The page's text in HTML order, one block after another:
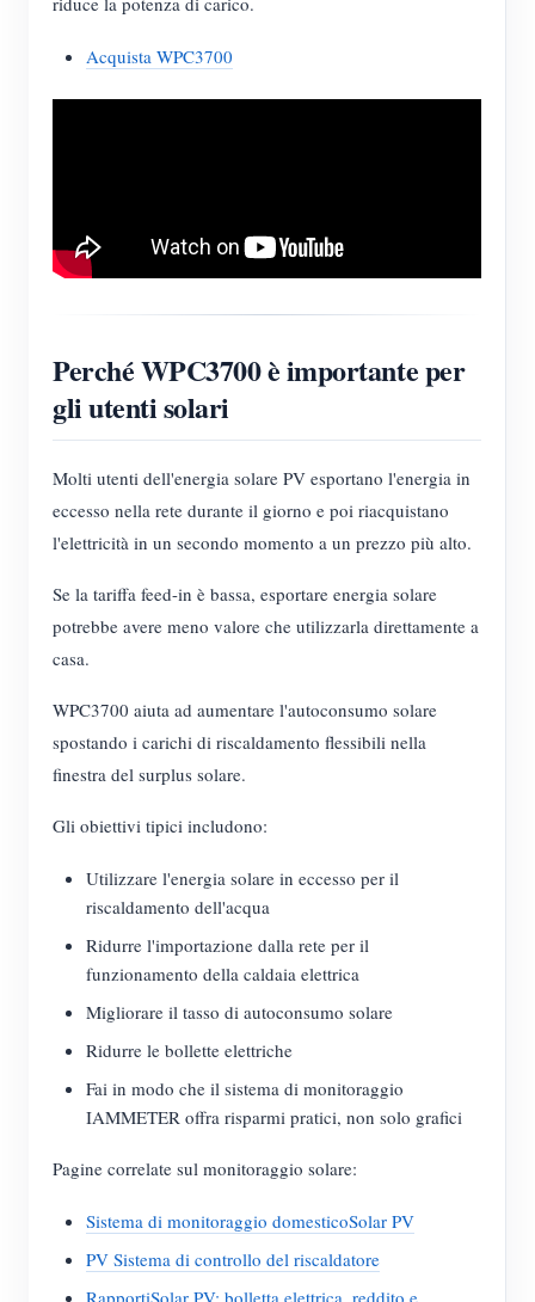
Acquista WPC3700
Perché WPC3700 è importante per
gli utenti solari
Molti utenti dell'energia solare PV esportano l'energia in
eccesso nella rete durante il giorno e poi riacquistano
l'elettricità in un secondo momento a un prezzo più alto.
Se la tariffa feed-in è bassa, esportare energia solare
potrebbe avere meno valore che utilizzarla direttamente a
casa.
WPC3700 aiuta ad aumentare l'autoconsumo solare
spostando i carichi di riscaldamento flessibili nella
finestra del surplus solare.
Gli obiettivi tipici includono:
Utilizzare l'energia solare in eccesso per il
riscaldamento dell'acqua
Ridurre l'importazione dalla rete per il
funzionamento della caldaia elettrica
Migliorare il tasso di autoconsumo solare
Ridurre le bollette elettriche
Fai in modo che il sistema di monitoraggio
IAMMETER offra risparmi pratici, non solo grafici
Pagine correlate sul monitoraggio solare:
Sistema di monitoraggio domesticoSolar PV
PV Sistema di controllo del riscaldatore